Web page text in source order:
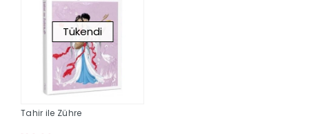
Tükendi
Tahir ile Zühre